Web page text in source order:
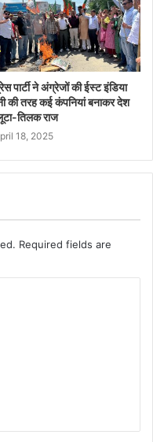
पार्टी ने अंग्रेजों की ईस्ट इंडिया
की तरह कई कंपनियां बनाकर देश
तिलक राज
18, 2025
Required fields are